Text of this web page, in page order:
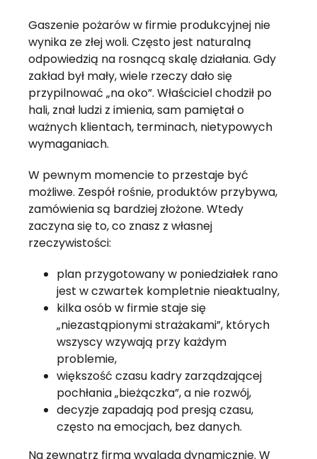
Gaszenie pożarów w firmie produkcyjnej nie
wynika ze złej woli. Często jest naturalną
odpowiedzią na rosnącą skalę działania. Gdy
zakład był mały, wiele rzeczy dało się
przypilnować „na oko”. Właściciel chodził po
hali, znał ludzi z imienia, sam pamiętał o
ważnych klientach, terminach, nietypowych
wymaganiach.
W pewnym momencie to przestaje być
możliwe. Zespół rośnie, produktów przybywa,
zamówienia są bardziej złożone. Wtedy
zaczyna się to, co znasz z własnej
rzeczywistości:
plan przygotowany w poniedziałek rano
jest w czwartek kompletnie nieaktualny,
kilka osób w firmie staje się
„niezastąpionymi strażakami”, których
wszyscy wzywają przy każdym
problemie,
większość czasu kadry zarządzającej
pochłania „bieżączka”, a nie rozwój,
decyzje zapadają pod presją czasu,
często na emocjach, bez danych.
Na zewnątrz firma wygląda dynamicznie. W